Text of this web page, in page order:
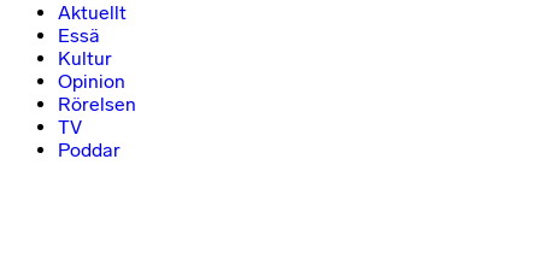
Aktuellt
Essä
Kultur
Opinion
Rörelsen
TV
Poddar